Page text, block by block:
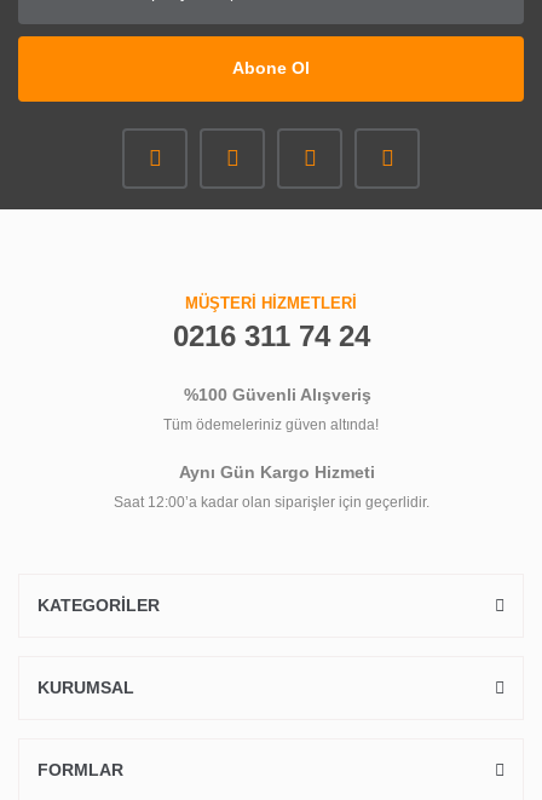
Abone Ol
MÜŞTERİ HİZMETLERİ
0216 311 74 24
%100 Güvenli Alışveriş
Tüm ödemeleriniz güven altında!
Aynı Gün Kargo Hizmeti
Saat 12:00’a kadar olan siparişler için geçerlidir.
KATEGORİLER
KURUMSAL
FORMLAR